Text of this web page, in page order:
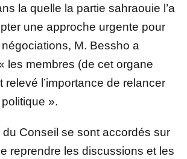
la quelle la partie sahraouie l’a
une approche urgente pour
négociations, M. Bessho a
les membres (de cet organe
relevé l’importance de relancer
».
Conseil se sont accordés sur
reprendre les discussions et les